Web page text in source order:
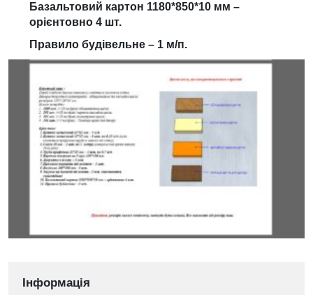
Базальтовий картон 1180*850*10 мм –
орієнтовно 4 шт.
Правило будівельне – 1 м/п.
Інформація